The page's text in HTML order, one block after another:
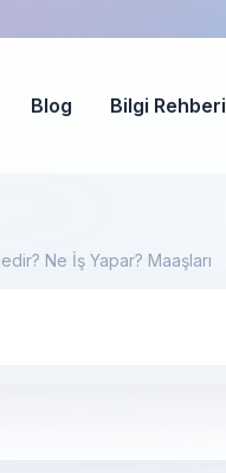
Blog Bilgi Rehberi
Ne İş Yapar? Maaşları